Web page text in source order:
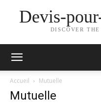
Devis-
DISCOVER
Accueil Mutuelle
Mutuelle